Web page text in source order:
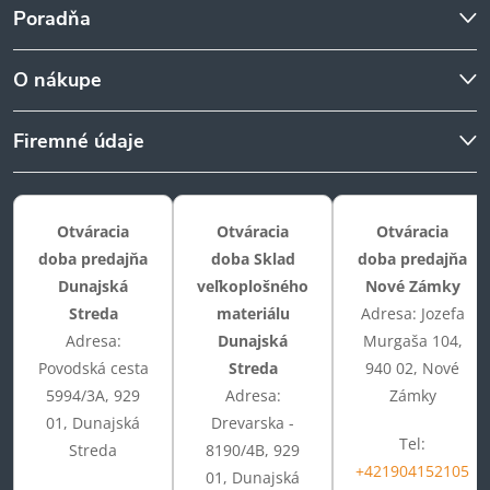
Poradňa
O nákupe
Firemné údaje
Otváracia
doba predajňa
Dunajská
Streda
Adresa:
Povodská cesta
5994/3A, 929
01, Dunajská
Streda
Otváracia
doba Sklad
veľkoplošného
materiálu
Dunajská
Streda
Adresa:
Drevarska -
8190/4B, 929
01, Dunajská
Otváracia
doba predajňa
Nové Zámky
Adresa: Jozefa
Murgaša 104,
940 02, Nové
Zámky
Tel:
+421904152105